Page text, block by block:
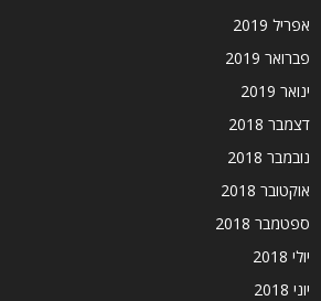
אפריל 2019
פברואר 2019
ינואר 2019
דצמבר 2018
נובמבר 2018
אוקטובר 2018
ספטמבר 2018
יולי 2018
יוני 2018